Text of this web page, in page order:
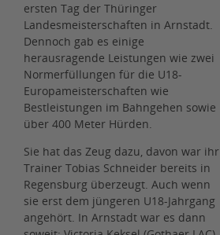
ersten Tag der Thüringer
Landesmeisterschaften in Arnstadt.
Dennoch gab es einige
herausragende Leistungen wie zwei
Normerfüllungen für die U18-
Europameisterschaften wie
Bestleistungen im Bahngehen sowie
über 400 Meter Hürden.
Sie hat das Zeug dazu, davon war ihr
Trainer Tobias Schneider bereits in
Regensburg überzeugt. Auch wenn
sie erst dem jüngeren U18-Jahrgang
angehört. In Arnstadt war es dann